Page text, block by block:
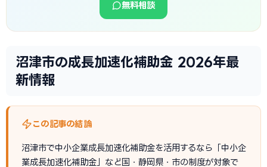
無料相談
沼津市の成長加速化補助金 2026年最
新情報
この記事の結論
沼津市で中小企業成長加速化補助金を活用するなら「中小企
業成長加速化補助金」など国・静岡県・市の制度が対象で